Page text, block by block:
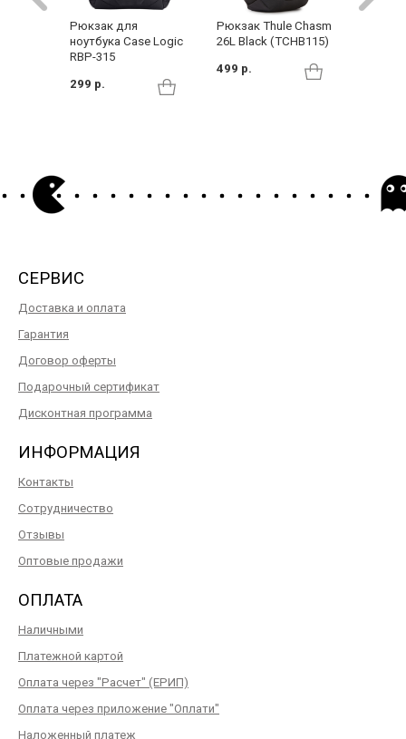
Рюкзак для
ноутбука Case Logic
RBP-315
299 р.
Рюкзак Thule Chasm
26L Black (TCHB115)
499 р.
СЕРВИС
Доставка и оплата
Гарантия
Договор оферты
Подарочный сертификат
Дисконтная программа
ИНФОРМАЦИЯ
Контакты
Сотрудничество
Отзывы
Оптовые продажи
ОПЛАТА
Наличными
Платежной картой
Оплата через "Расчет" (ЕРИП)
Оплата через приложение "Оплати"
Наложенный платеж